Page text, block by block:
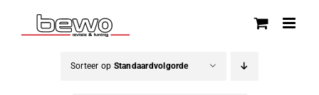
naar
Sorteer op Standaardvolgorde